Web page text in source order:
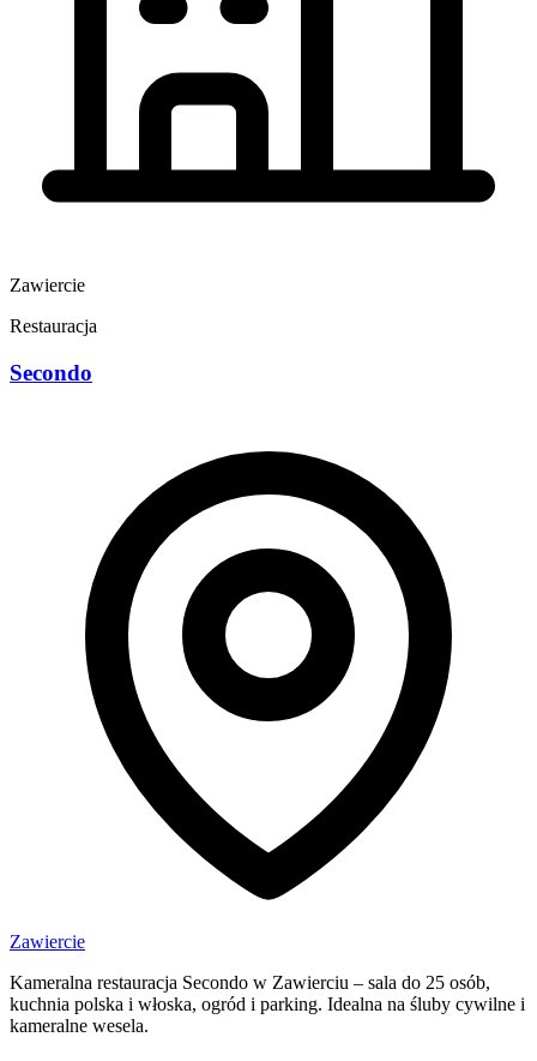
Zawiercie
Restauracja
Secondo
Zawiercie
Kameralna restauracja Secondo w Zawierciu – sala do 25 osób,
kuchnia polska i włoska, ogród i parking. Idealna na śluby cywilne i
kameralne wesela.